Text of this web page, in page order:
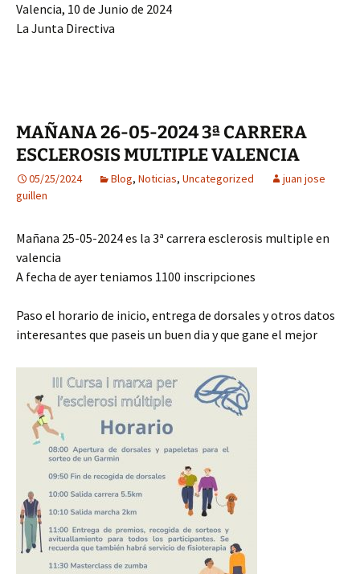
Valencia, 10 de Junio de 2024
La Junta Directiva
MAÑANA 26-05-2024 3ª CARRERA
ESCLEROSIS MULTIPLE VALENCIA
05/25/2024 Blog, Noticias, Uncategorized
juan jose
guillen
Mañana 25-05-2024 es la 3ª carrera esclerosis multiple en
valencia
A fecha de ayer teniamos 1100 inscripciones
Paso el horario de inicio, entrega de dorsales y otros datos
interesantes que paseis un buen dia y que gane el mejor